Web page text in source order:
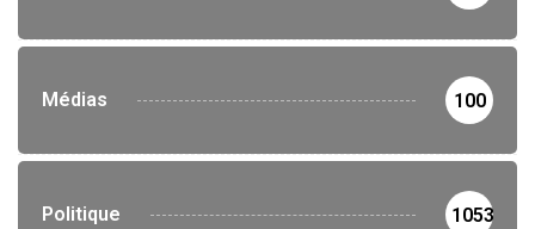
Médias 100
Politique 1053